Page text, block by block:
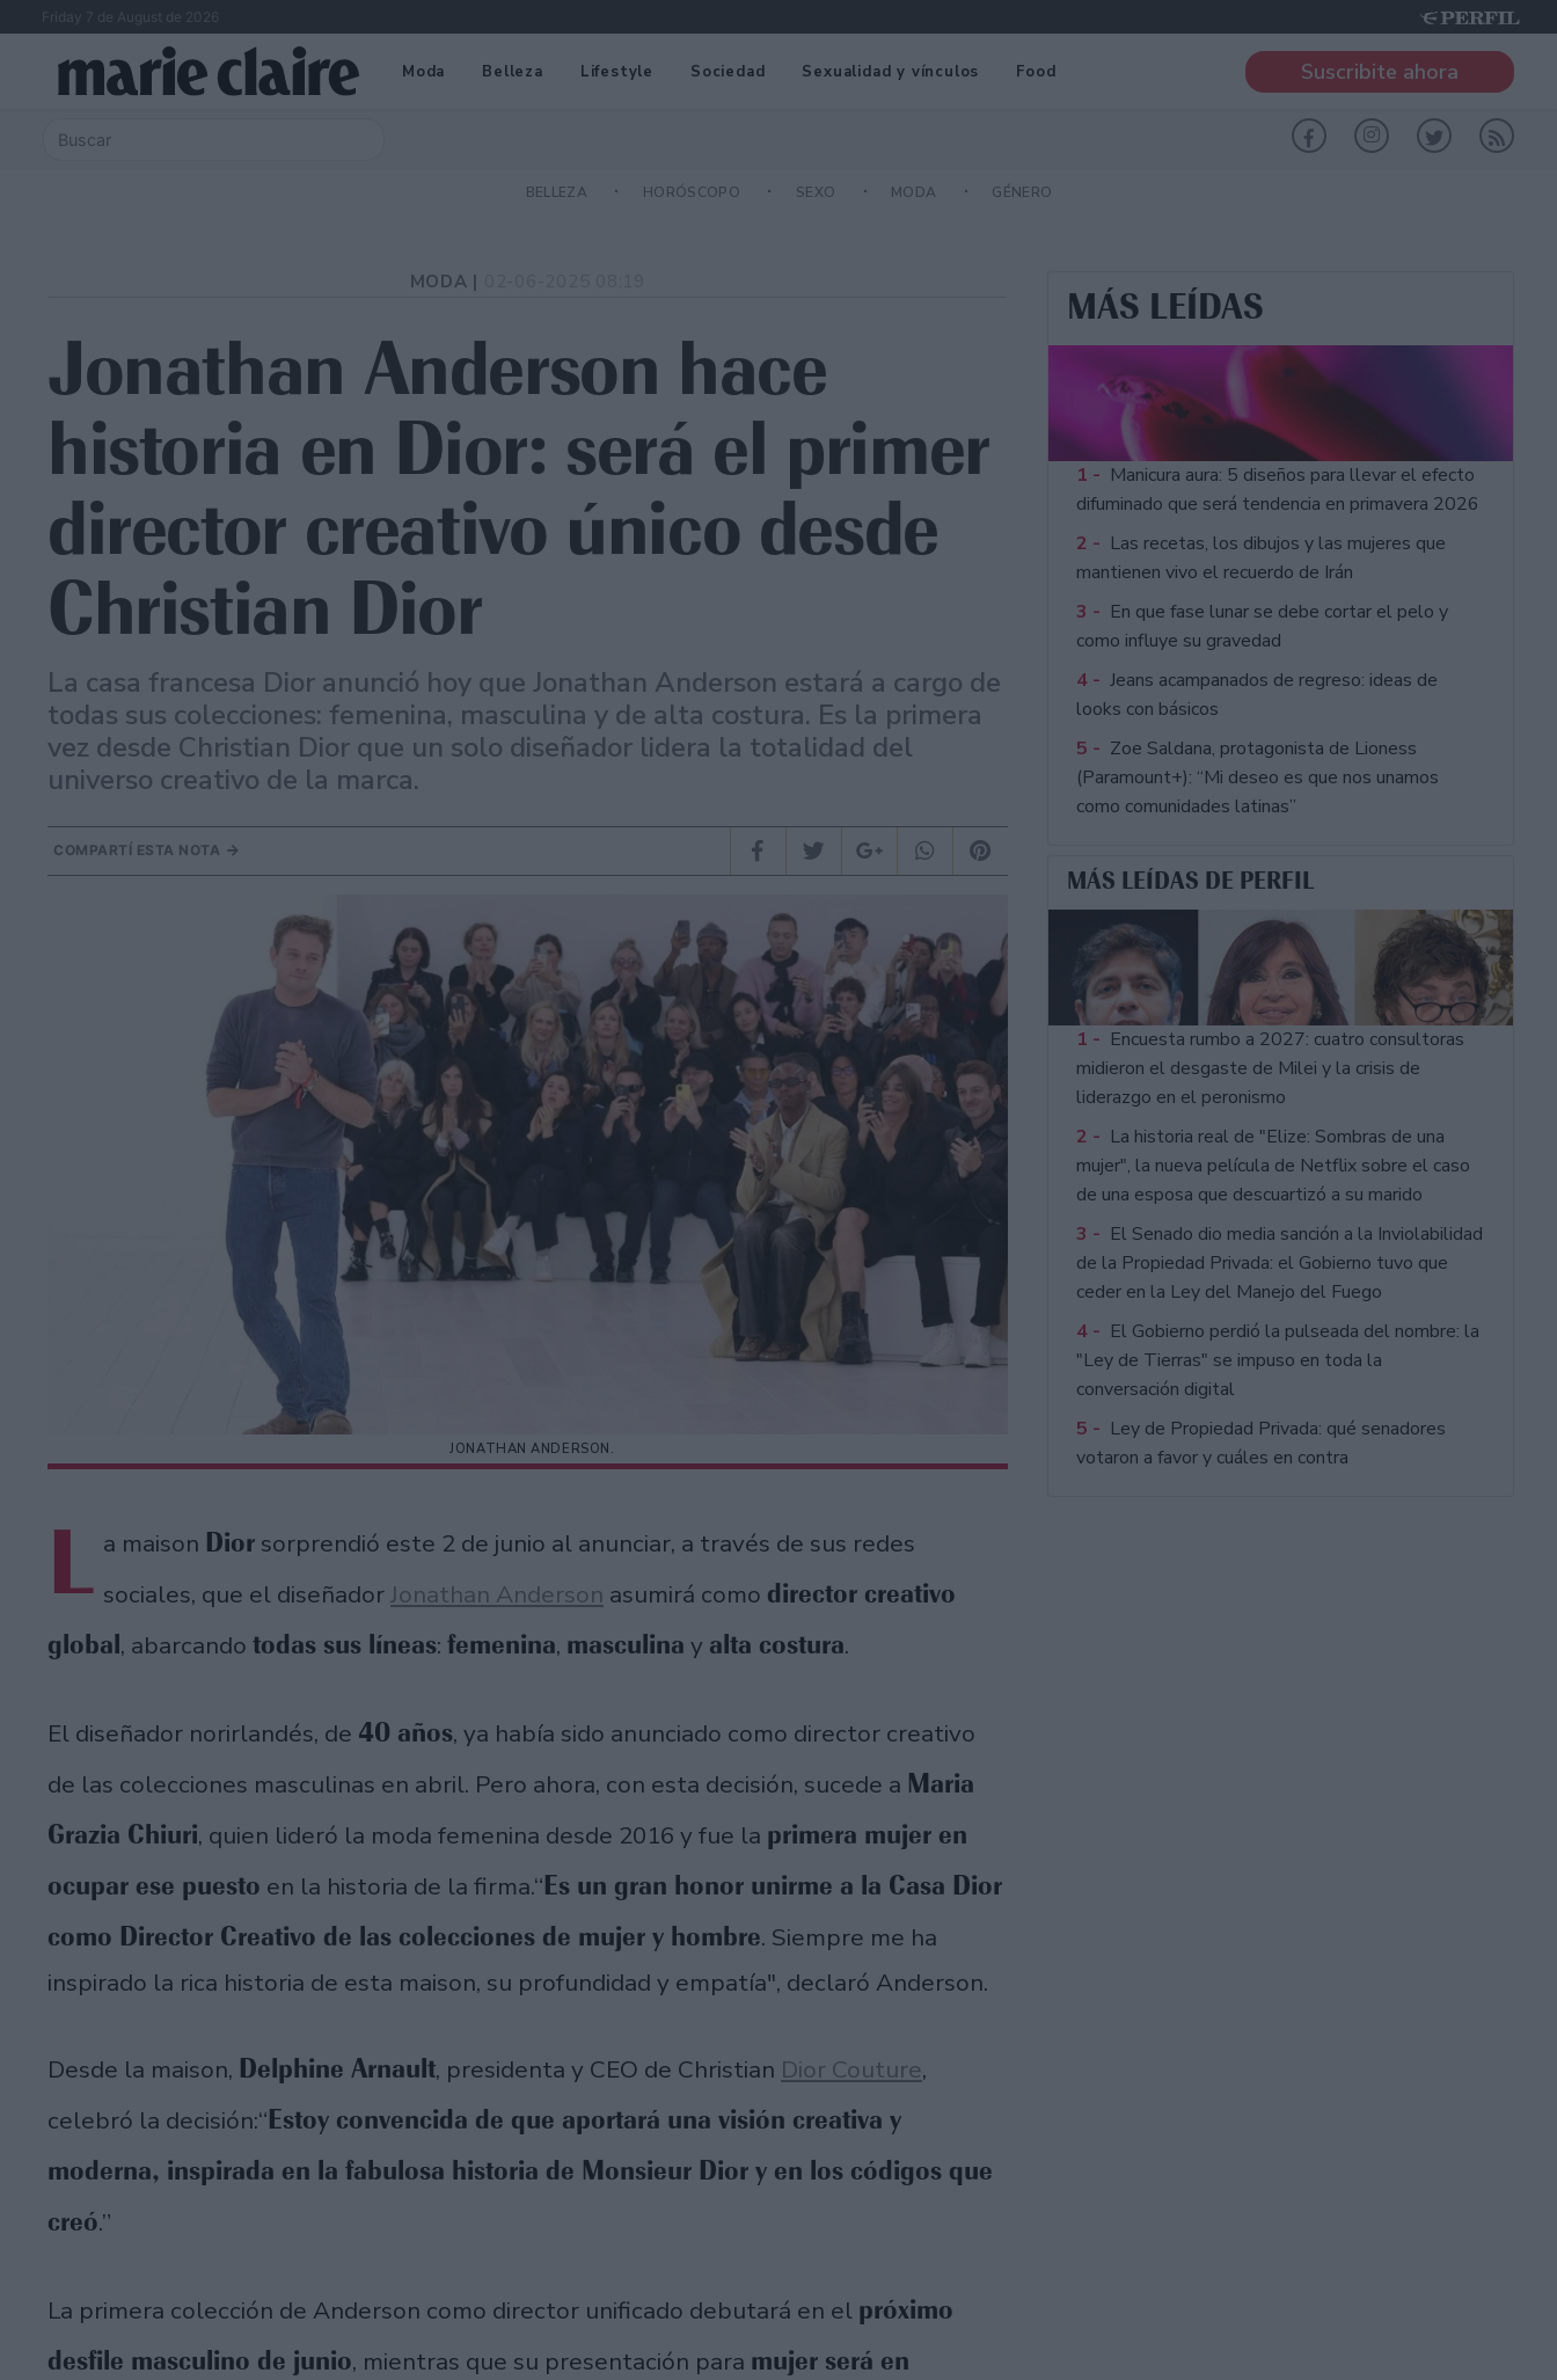
Friday 7 de August de 2026
Moda Belleza Lifestyle Sociedad Sexualidad y vínculos Food Suscribite ahora
BELLEZA HORÓSCOPO SEXO MODA GÉNERO
MODA |
Jonathan Anderson hace
historia en Dior: será el primer
director creativo único desde
Christian Dior
La casa francesa Dior anunció hoy que Jonathan Anderson estará a cargo de
todas sus colecciones: femenina, masculina y de alta costura. Es la primera
vez desde Christian Dior que un solo diseñador lidera la totalidad del
universo creativo de la marca.
COMPARTÍ ESTA NOTA
JONATHAN ANDERSON.
L a maison Dior sorprendió este 2 de junio al anunciar, a través de sus redes
sociales, que el diseñadorJonathan Anderson asumirá como director creativo
global, abarcando todas sus líneas: femenina, masculina y alta costura.
El diseñador norirlandés, de 40 años, ya había sido anunciado como director creativo
de las colecciones masculinas en abril. Pero ahora, con esta decisión, sucede a Maria
Grazia Chiuri, quien lideró la moda femenina desde 2016 y fue la primera mujer en
ocupar ese puesto en la historia de la firma.“Es un gran honor unirme a la Casa Dior
como Director Creativo de las colecciones de mujer y hombre. Siempre me ha
inspirado la rica historia de esta maison, su profundidad y empatía", declaró Anderson.
Desde la maison, Delphine Arnault, presidenta y CEO de Christian Dior Couture,
celebró la decisión:“Estoy convencida de que aportará una visión creativa y
moderna, inspirada en la fabulosa historia de Monsieur Dior y en los códigos que
creó.”
La primera colección de Anderson como director unificado debutará en el próximo
desfile masculino de junio, mientras que su presentación para mujer será en
MÁS LEÍDAS
1 - Manicura aura: 5 diseños para llevar el efecto
difuminado que será tendencia en primavera 2026
2 - Las recetas, los dibujos y las mujeres que
mantienen vivo el recuerdo de Irán
3 - En que fase lunar se debe cortar el pelo y
como influye su gravedad
4 - Jeans acampanados de regreso: ideas de
looks con básicos
5 - Zoe Saldana, protagonista de Lioness
(Paramount+): “Mi deseo es que nos unamos
como comunidades latinas”
MÁS LEÍDAS DE PERFIL
1 - Encuesta rumbo a 2027: cuatro consultoras
midieron el desgaste de Milei y la crisis de
liderazgo en el peronismo
2 - La historia real de "Elize: Sombras de una
mujer", la nueva película de Netflix sobre el caso
de una esposa que descuartizó a su marido
3 - El Senado dio media sanción a la Inviolabilidad
de la Propiedad Privada: el Gobierno tuvo que
ceder en la Ley del Manejo del Fuego
4 - El Gobierno perdió la pulseada del nombre: la
"Ley de Tierras" se impuso en toda la
conversación digital
5 - Ley de Propiedad Privada: qué senadores
votaron a favor y cuáles en contra